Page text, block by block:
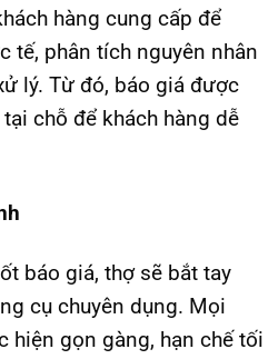
hàng cung cấp để
tế, phân tích nguyên nhân
lý. Từ đó, báo giá được
chỗ để khách hàng dễ
báo giá, thợ sẽ bắt tay
cụ chuyên dụng. Mọi
hiện gọn gàng, hạn chế tối